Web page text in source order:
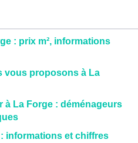
: prix m², informations
vous proposons à La
à La Forge : déménageurs
informations et chiffres